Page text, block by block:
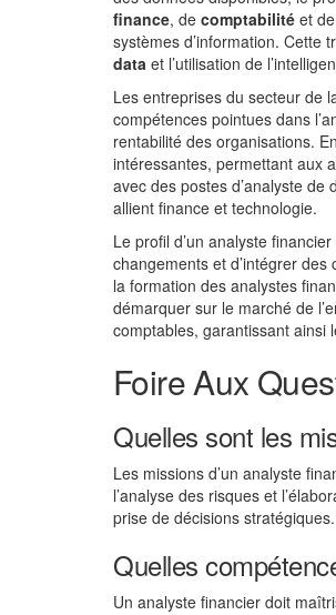
finance, de comptabilité et de
systèmes d’information. Cette
data et l’utilisation de
Les entreprises du secteur de
compétences pointues dans
rentabilité des organisations.
intéressantes, permettant aux
avec des postes d’analyste
allient finance et technologie.
Le profil d’un analyste
changements et d’intégrer
la formation des analystes
démarquer sur le marché de
comptables, garantissant ainsi
Foire Aux
Quelles sont les
Les missions d’un analyste
l’analyse des risques et
prise de décisions stratégiques.
Quelles
Un analyste financier doit